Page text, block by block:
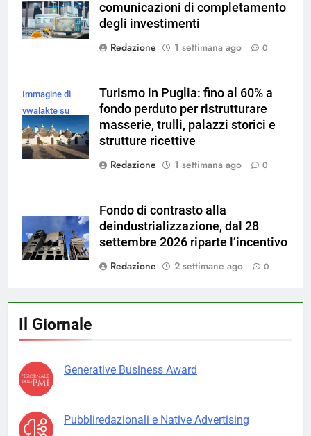
Magnific
comunicazioni di completamento
degli investimenti
Redazione
1 settimana ago 0
Immagine di
vwalakte su
Magnific
Turismo in Puglia: fino al 60% a
fondo perduto per ristrutturare
masserie, trulli, palazzi storici e
strutture ricettive
Redazione
1 settimana ago 0
Fondo di contrasto alla
deindustrializzazione, dal 28
settembre 2026 riparte l’incentivo
Redazione
2 settimane ago 0
Il Giornale
Generative Business Award
Pubbliredazionali e Native Advertising